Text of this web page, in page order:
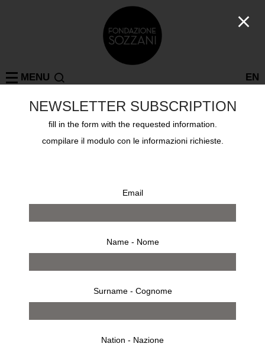
EN
MENU
JEANLOUP SIEFF
NEWSLETTER SUBSCRIPTION
fill in the form with the requested information.
compilare il modulo con le informazioni richieste.
Email
Name - Nome
Surname - Cognome
Nation - Nazione